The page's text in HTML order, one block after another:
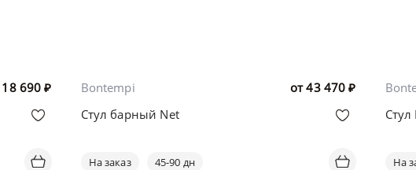
18 690 ₽ от43 470 ₽
Bontempi
Стул барный Net
На заказ 45-90 дн
Стул
На